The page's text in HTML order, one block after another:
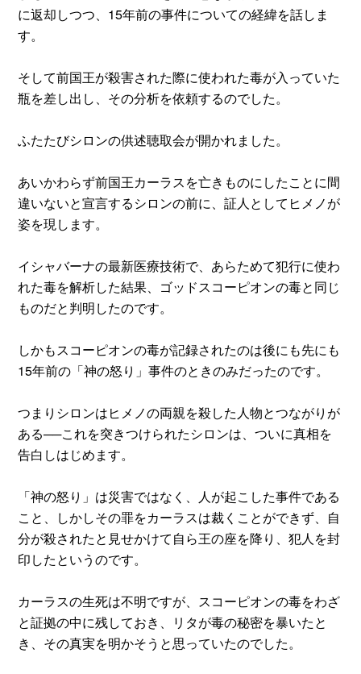
に返却しつつ、15年前の事件についての経緯を話しま
す。
そして前国王が殺害された際に使われた毒が入っていた
瓶を差し出し、その分析を依頼するのでした。
ふたたびシロンの供述聴取会が開かれました。
あいかわらず前国王カーラスを亡きものにしたことに間
違いないと宣言するシロンの前に、証人としてヒメノが
姿を現します。
イシャバーナの最新医療技術で、あらためて犯行に使わ
れた毒を解析した結果、ゴッドスコーピオンの毒と同じ
ものだと判明したのです。
しかもスコーピオンの毒が記録されたのは後にも先にも
15年前の「神の怒り」事件のときのみだったのです。
つまりシロンはヒメノの両親を殺した人物とつながりが
ある──これを突きつけられたシロンは、ついに真相を
告白しはじめます。
「神の怒り」は災害ではなく、人が起こした事件である
こと、しかしその罪をカーラスは裁くことができず、自
分が殺されたと見せかけて自ら王の座を降り、犯人を封
印したというのです。
カーラスの生死は不明ですが、スコーピオンの毒をわざ
と証拠の中に残しておき、リタが毒の秘密を暴いたと
き、その真実を明かそうと思っていたのでした。